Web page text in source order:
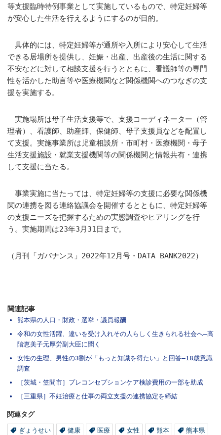
等支援臨時特例事業として実施しているもので、特定妊婦等
が安心した生活を行えるようにするのが目的。
具体的には、特定妊婦等が通所や入所により安心して生活
できる居場所を提供し、妊娠・出産、出産後の生活に関する
不安などに対して相談支援を行うとともに、看護師等の専門
性を活かした助言等や医療機関など関係機関へのつなぎの支
援を実施する。
実施場所は母子生活支援等で、支援コーディネーター（管
理者）、看護師、助産師、保健師、母子支援員などを配置し
て支援。実施事業所は児童相談所・市町村・医療機関・母子
生活支援施設・就業支援機関等の関係機関と情報共有・連携
して支援に当たる。
事業実施に当たっては、特定妊婦等の支援に必要な関係機
関の連携を図る連絡協議会を開催するとともに、特定妊婦等
の支援ニーズを把握するための実態調査やヒアリングを行
う。実施期間は23年3月31日まで。
（月刊「ガバナンス」2022年12月号・DATA BANK2022）
関連記事
熊本県の人口・財政・選挙・議員報酬
令和の女性活躍、違いを受け入れその人らしく生きられる社会へ―高
階恵美子元厚労副大臣に聞く
女性の生理、男性の3割が「もっと知識を得たい」と回答―18歳意識
調査
［茨城・笠間市］プレコンセプションケア検診費用の一部を助成
［三重県］不妊治療と仕事の両立支援の連携協定を締結
関連タグ
ぎょうせい 健康 医療 女性 熊本 熊本県